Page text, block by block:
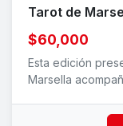
Tarot de
$60,000
Esta edición
Marsella